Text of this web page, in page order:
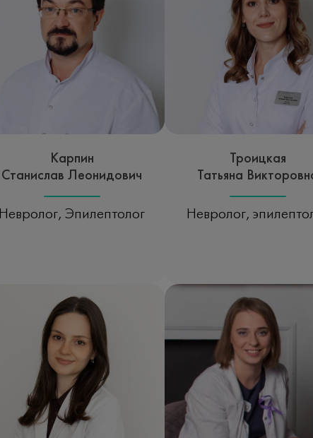
Карпин
Станислав Леонидович
Невролог, Эпилептолог
Троицкая
Татьяна
Невролог,